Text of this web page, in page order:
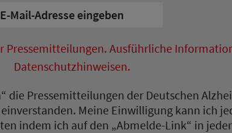
Pressemitteilungen. Ausführliche
Datenschutzhinweisen.
die Pressemitteilungen der Deutschen
Meine Einwilligung kann ich
indem ich auf den „Abmelde-Link“ in